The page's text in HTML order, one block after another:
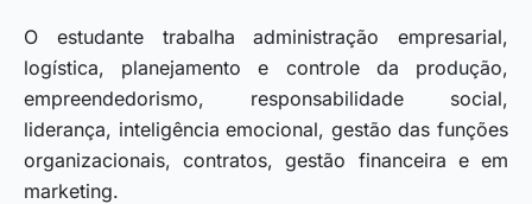
O estudante trabalha administração empresarial,
logística, planejamento e controle da produção,
empreendedorismo, responsabilidade social,
liderança, inteligência emocional, gestão das funções
organizacionais, contratos, gestão financeira e em
marketing.